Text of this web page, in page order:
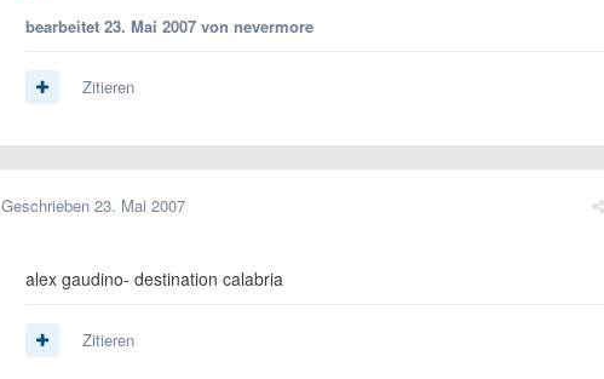
bearbeitet 23. Mai 2007 von nevermore
Zitieren
Geschrieben 23. Mai 2007
alex gaudino- destination calabria
Zitieren